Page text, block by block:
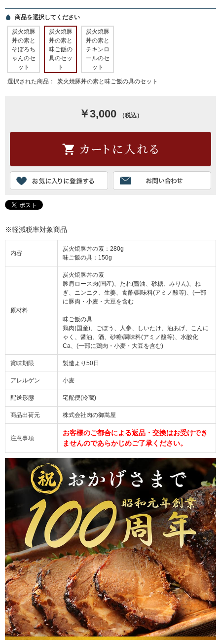
商品を選択してください
炭火焼豚
丼の素と
そぼろち
ゃんのセ
ット
炭火焼豚
丼の素と
味ご飯の
具のセッ
ト
炭火焼豚
丼の素と
チキンロ
ールのセ
ット
選択された商品： 炭火焼豚丼の素と味ご飯の具のセット
￥3,000 （税込）
※軽減税率対象商品
内容
炭火焼豚丼の素：280g
味ご飯の具：150g
原材料
炭火焼豚丼の素
豚肩ロース肉(国産)、たれ(醤油、砂糖、みりん)、ね
ぎ、ニンニク、生姜、食酢/調味料(アミノ酸等)、(一部
に豚肉・小麦・大豆を含む
味ご飯の具
鶏肉(国産)、ごぼう、人参、しいたけ、油あげ、こんに
ゃく、醤油、酒、砂糖/調味料(アミノ酸等)、水酸化
Ca、(一部に鶏肉・小麦・大豆を含む)
賞味期限 製造より50日
アレルゲン 小麦
配送形態 宅配便(冷蔵)
商品出荷元 株式会社肉の御嵩屋
注意事項
お客様のご都合による返品・交換はお受けでき
ませんのであらかじめご了承ください。